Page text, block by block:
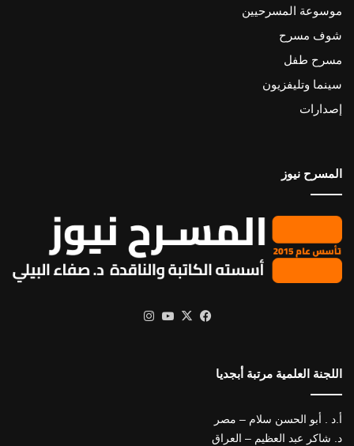
موسوعة المسرحيين
شوف مسرح
مسرح طفل
سينما وتليفزيون
إصدارات
المسرح نيوز
فيسبوك
X يوتيوب
اللجنة العلمية مرتبة أبجديا
أ.د . أبو الحسن سلام – مصر
د. شاكر عبد العظيم – العراق